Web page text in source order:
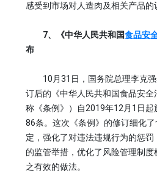
感受到市场对人造肉及相关产品的
7、《中华人民共和国食品安
布
10月31日，国务院总理李克强
订后的《中华人民共和国食品安
称《条例》）自2019年12月1日
86条。这次《条例》的修订细化
定，强化了对违法违规行为的惩
的监管举措，优化了风险管理制
之有效的做法。